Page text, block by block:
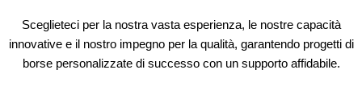
Sceglieteci per la nostra vasta esperienza, le nostre capacità
innovative e il nostro impegno per la qualità, garantendo progetti di
borse personalizzate di successo con un supporto affidabile.